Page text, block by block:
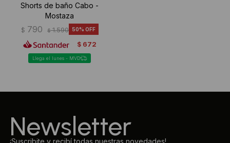
Shorts de baño Cabo -
Mostaza
$ 790 $ 1.590 50
$ 672
Llega el lunes - MVD
Newsletter
¡Suscribite y recibí todas nuestras novedades!